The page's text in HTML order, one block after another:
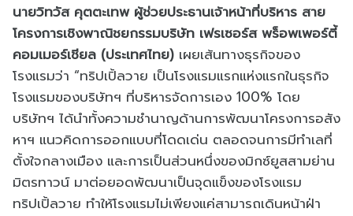
นายวิทวัส คุตตะเทพ ผู้ช่วยประธานเจ้าหน้าที่บริหาร สาย
โครงการเชิงพาณิชยกรรมบริษัท เฟรเซอร์ส พร็อพเพอร์ตี้
คอมเมอร์เชียล (ประเทศไทย) เผยเส้นทางธุรกิจของ
โรงแรมว่า “ทริปเปิ้ลวาย เป็นโรงแรมแรกแห่งแรกในธุรกิจ
โรงแรมของบริษัทฯ ที่บริหารจัดการเอง 100% โดย
บริษัทฯ ได้นำทั้งความชำนาญด้านการพัฒนาโครงการอสัง
หาฯ แนวคิดการออกแบบที่โดดเด่น ตลอดจนการมีทำเลที่
ตั้งใจกลางเมือง และการเป็นส่วนหนึ่งของมิกซ์ยูสสามย่าน
มิตรทาวน์ มาต่อยอดพัฒนาเป็นจุดแข็งของโรงแรม
ทริปเปิ้ลวาย ทำให้โรงแรมไม่เพียงแค่สามารถเดินหน้าฝ่า